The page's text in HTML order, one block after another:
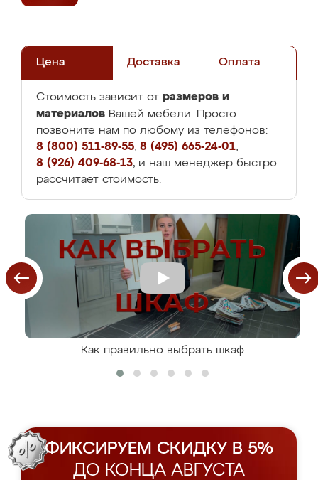
Цена Доставка Оплата
Стоимость зависит от размеров и
материалов Вашей мебели. Просто
позвоните нам по любому из телефонов:
8 (800) 511-89-55, 8 (495) 665-24-01,
8 (926) 409-68-13, и наш менеджер быстро
рассчитает стоимость.
Как правильно выбрать шкаф
ФИКСИРУЕМ СКИДКУ В 5%
ДО КОНЦА АВГУСТА